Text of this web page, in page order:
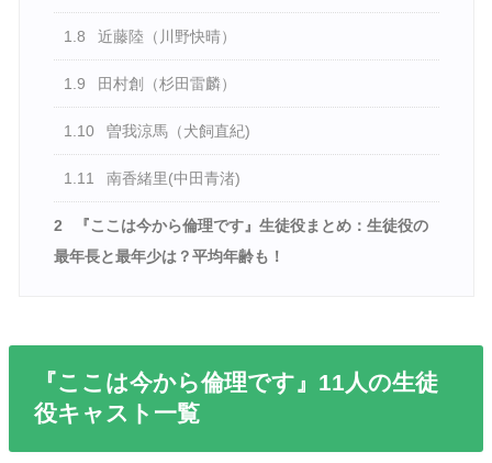
1.8 近藤陸（川野快晴）
1.9 田村創（杉田雷麟）
1.10 曽我涼馬（犬飼直紀)
1.11 南香緒里(中田青渚)
2
『ここは今から倫理です』生徒役まとめ：生徒役の
最年長と最年少は？平均年齢も！
『ここは今から倫理です』11人の生徒
役キャスト一覧